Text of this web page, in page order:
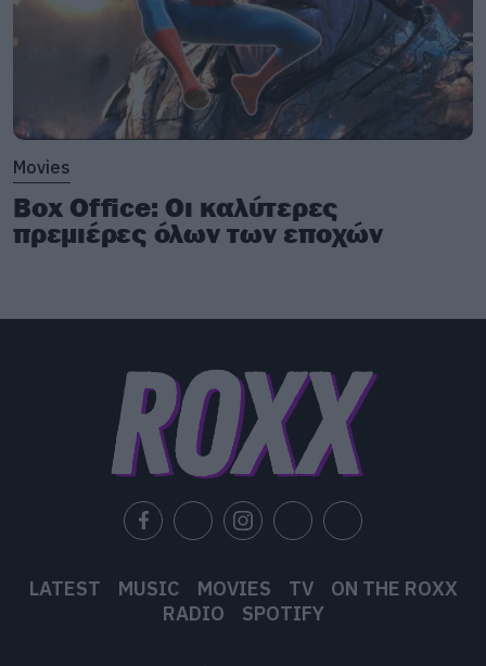
Movies
Box Office: Οι καλύτερες
πρεμιέρες όλων των εποχών
LATEST MUSIC MOVIES TV
ON THE ROXX
RADIO
SPOTIFY